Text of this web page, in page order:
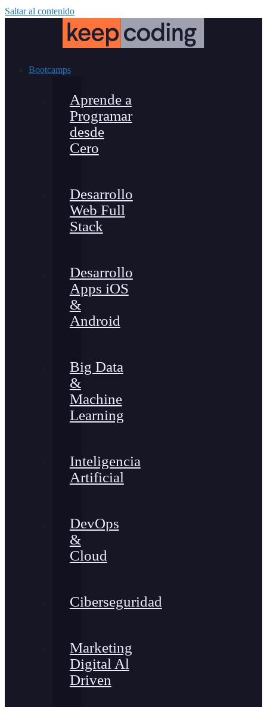
Saltar al contenido
Bootcamps
Aprende a
Programar
desde
Cero
Desarrollo
Web Full
Stack
Desarrollo
Apps iOS
&
Android
Big Data
&
Machine
Learning
Inteligencia
Artificial
DevOps
&
Cloud
Ciberseguridad
Marketing
Digital Al
Driven